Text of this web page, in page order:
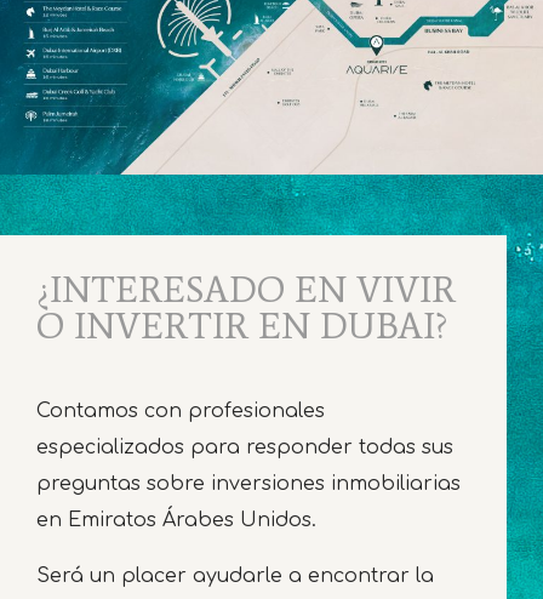
¿INTERESADO EN VIVIR
O INVERTIR EN DUBAI?
Contamos con profesionales
especializados para responder todas sus
preguntas sobre inversiones inmobiliarias
en Emiratos Árabes Unidos.
Será un placer ayudarle a encontrar la